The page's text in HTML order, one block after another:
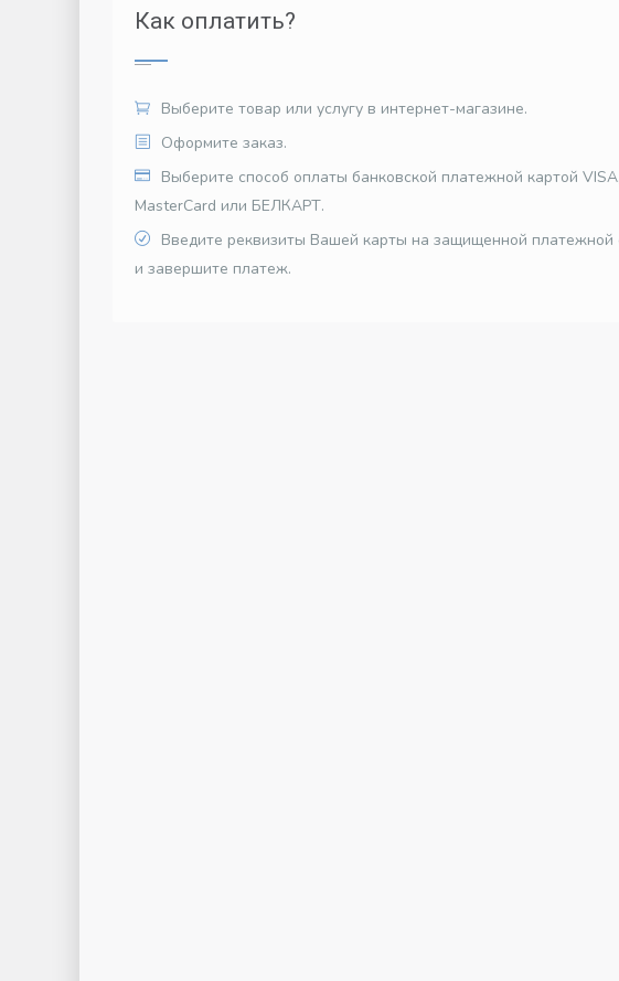
Как оплатить?
Выберите товар или услугу в интернет-магазине.
Оформите заказ.
Выберите способ оплаты банковской платежной картой VISA,
MasterCard или БЕЛКАРТ.
Введите реквизиты Вашей карты на защищенной платежной
и завершите платеж.